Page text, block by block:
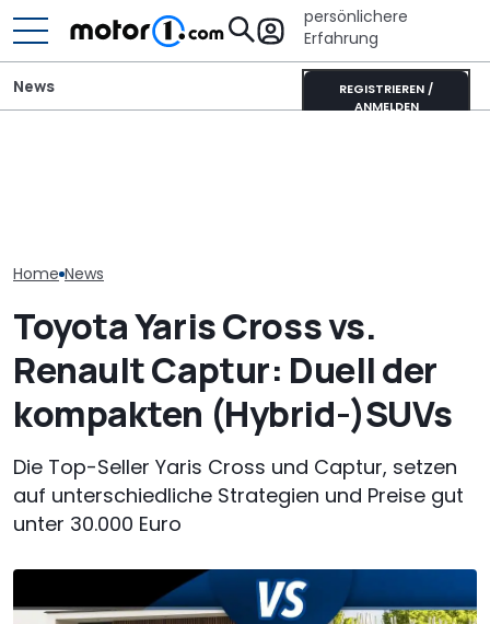
persönlichere
Erfahrung
REGISTRIEREN /
ANMELDEN
News
Home News
Toyota Yaris Cross vs.
Renault Captur: Duell der
kompakten (Hybrid-)SUVs
Die Top-Seller Yaris Cross und Captur, setzen
auf unterschiedliche Strategien und Preise gut
unter 30.000 Euro